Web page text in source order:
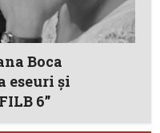
Boca
eseuri şi
6”